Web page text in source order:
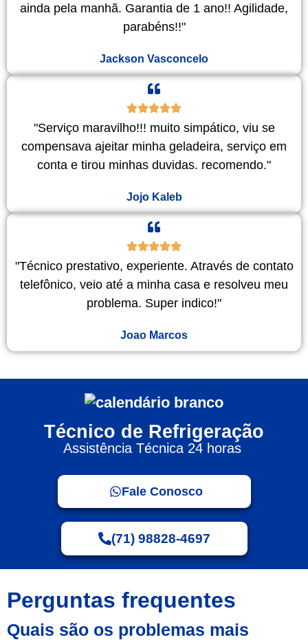
ainda pela manhã. Garantia de 1 ano!! Agilidade,
parabéns!!"
Jackson Vasconcelo
"Serviço maravilho!!! muito simpático, viu se
compensava ajeitar minha geladeira, serviço em
conta e tirou minhas duvidas. recomendo."
Jojo Kaleb
"Técnico prestativo, experiente. Através de contato
telefônico, veio até a minha casa e resolveu meu
problema. Super indico!"
Joao Marcos
Técnico de Refrigeração
Assistência Técnica 24 horas
Fale Conosco
(71) 98828-4697
Perguntas frequentes
Quais são os problemas mais